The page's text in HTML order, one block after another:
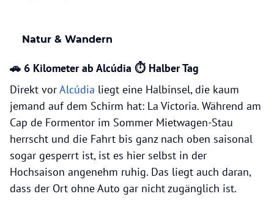
Natur & Wandern
🚗 6 Kilometer ab Alcúdia ⏱ Halber Tag
Direkt vorAlcúdia liegt eine Halbinsel, die kaum
jemand auf dem Schirm hat: La Victoria. Während am
Cap de Formentor im Sommer Mietwagen-Stau
herrscht und die Fahrt bis ganz nach oben saisonal
sogar gesperrt ist, ist es hier selbst in der
Hochsaison angenehm ruhig. Das liegt auch daran,
dass der Ort ohne Auto gar nicht zugänglich ist.